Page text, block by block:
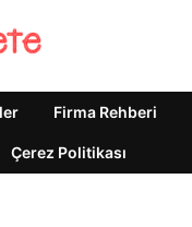
Firma Rehberi
Çerez Politikası